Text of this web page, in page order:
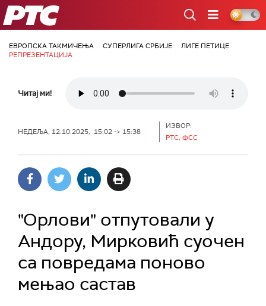
РТС
ЕВРОПСКА ТАКМИЧЕЊА СУПЕРЛИГА СРБИЈЕ
ЛИГЕ ПЕТИЦЕ
РЕПРЕЗЕНТАЦИЈА
Читај ми!
НЕДЕЉА, 12.10.2025, 15:02 -> 15:38
ИЗВОР:
РТС, ФСС
"Орлови" отпутовали у
Андору, Мирковић суочен
са повредама поново
мењао састав